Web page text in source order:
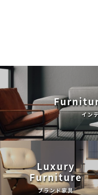
イン
Luxury
Furniture
ブランド家具